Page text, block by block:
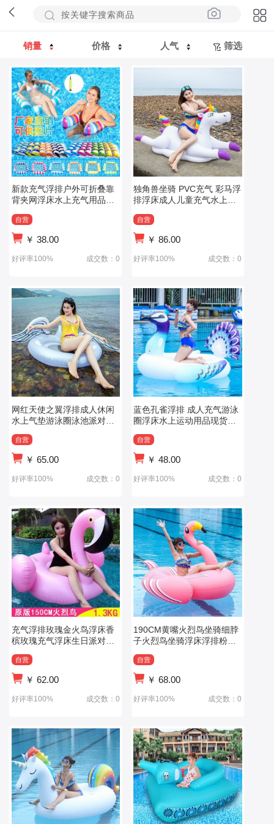
销量 价格 人气 筛选
新款充气浮排户外可折叠靠
背夹网浮床水上充气用品躺
自营
￥ 38.00
好评率100% 成交数：0
独角兽坐骑 PVC充气 彩马浮
排浮床成人儿童充气水上游
自营
￥86.00
好评率100% 成交数：0
网红天使之翼浮排成人休闲
水上气垫游泳圈泳池派对玩
自营
￥ 65.00
好评率100% 成交数：0
蓝色孔雀浮排 成人充气游泳
圈浮床水上运动用品现货充
自营
￥48.00
好评率100% 成交数：0
充气浮排玫瑰金火鸟浮床香
槟玫瑰充气浮床生日派对装
自营
￥ 62.00
好评率100% 成交数：0
190CM黄嘴火烈鸟坐骑细脖
子火烈鸟坐骑浮床浮排粉天
自营
￥68.00
好评率100% 成交数：0